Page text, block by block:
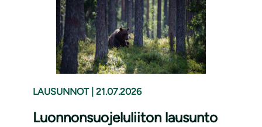
LAUSUNNOT 21.07.2026
Luonnonsuojeluliiton lausunto